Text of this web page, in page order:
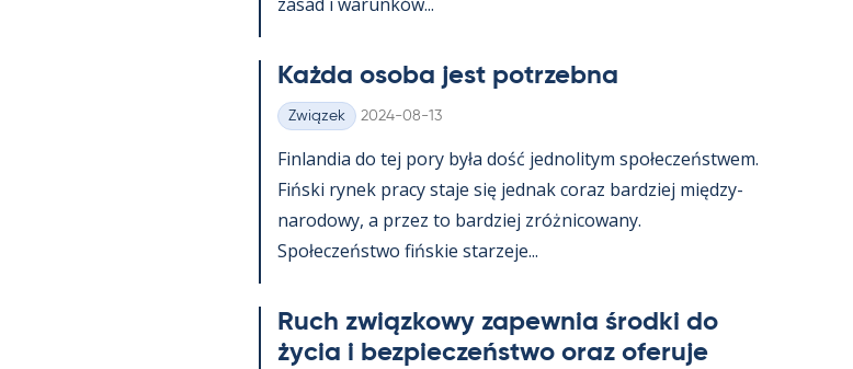
Każda osoba jest potrzebna
Kategorie
Związek Kirjoitettu
2024-08-13
Fin­lan­dia do tej pory była dość jed­no­li­tym społeczeństwem.
Fiński ry­nek pracy staje się jed­nak co­raz bardziej między­
na­ro­dowy, a przez to bardziej zróż­nicowany.
Społeczeństwo fińs­kie starzeje...
Ruch związ­kowy za­pew­nia środki do
życia i bez­pieczeństwo oraz ofe­ruje